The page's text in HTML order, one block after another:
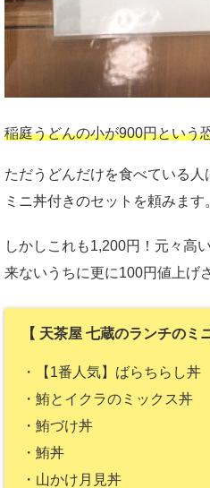
稲庭うどんの小が900円という
ただうどんだけを食べている
ミニ丼付きのセットを頼みます
しかしこれも1,200円！元々高
来ないうちに更に100円値上げ
【 天茶屋 七蔵のランチのミ
・【1番人気】ばらちらし丼
・鮪とイクラのミックス丼
・鮪づけ丼
・鮪丼
・山かけ月見丼